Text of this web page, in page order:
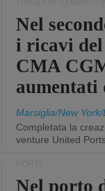
Nel
i ricavi
CMA
aumentati
Marsiglia/New
Completata la
venture United
Nel porto